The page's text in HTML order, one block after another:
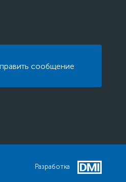
сообщение
Разработка